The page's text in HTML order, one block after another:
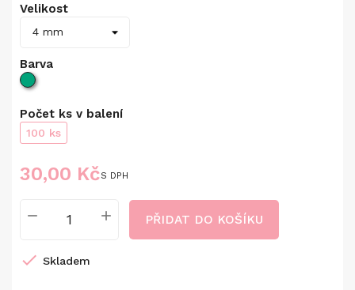
Velikost
Barva
Počet ks v balení
100 ks
30,00 KčS DPH
PŘIDAT DO KOŠÍKU
 Skladem